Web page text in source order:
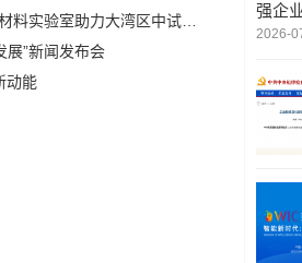
打通成果转化“最后一公里”！松山湖材料实验室助力大湾区中试产业高质量发展
展”新闻发布会
动能
强企
生产
2026-